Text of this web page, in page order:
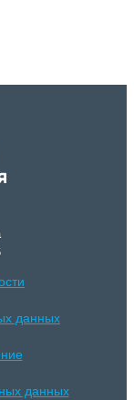
данных
данных